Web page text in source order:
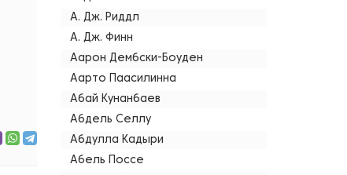
А. Дж. Риддл
А. Дж. Финн
Аарон Дембски-Боуден
Аарто Паасилинна
Абай Кунанбаев
Абдель Селлу
Абдулла Кадыри
Абель Поссе